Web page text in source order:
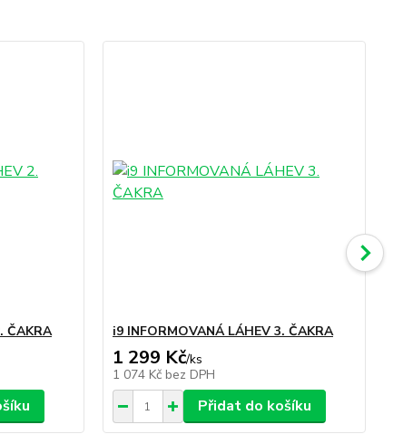
ČAKRA i9 INFORMOVANÁ LÁHEV 3. ČAKRA
1 299 Kč/ks
1 074 Kč bez DPH
Přidat do košíku